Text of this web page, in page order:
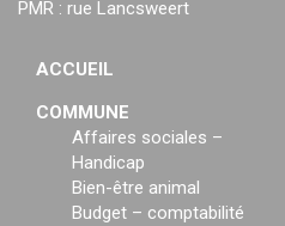
PMR : rue Lancsweert
ACCUEIL
COMMUNE
Affaires sociales –
Handicap
Bien-être animal
Budget – comptabilité